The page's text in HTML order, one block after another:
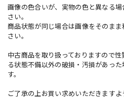
画像の色合いが、実物の色と異なる
さい。
商品状態が同じ場合は画像をそのま
さい。
中古商品を取り扱っておりますので
る状態不備以外の破損・汚損があっ
す。
ご了承の上お買い求めいただきますよ